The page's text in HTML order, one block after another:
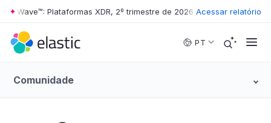
Skip to main content
Wave™: Plataformas XDR, 2º trimestre de 2026 • The Forrester
Acessar relatório
PT
Comunidade